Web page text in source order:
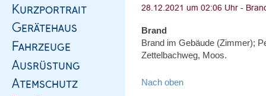
Brand
Brand im Gebäude (Zimmer);
Zettelbachweg, Moos.
Nach oben